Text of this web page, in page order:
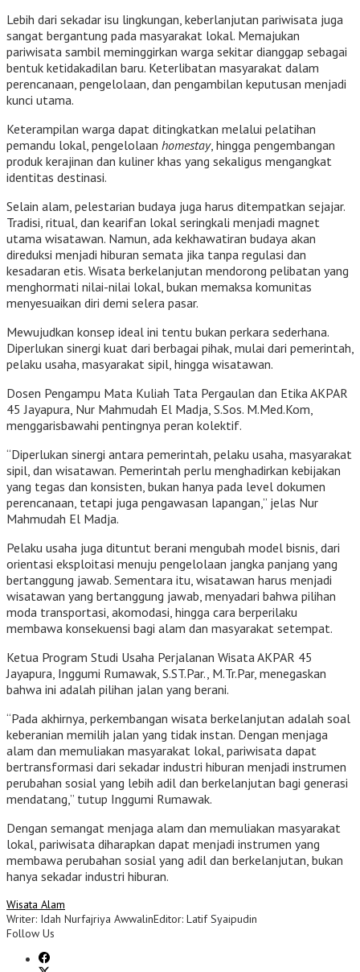
Lebih dari sekadar isu lingkungan, keberlanjutan pariwisata juga
sangat bergantung pada masyarakat lokal. Memajukan
pariwisata sambil meminggirkan warga sekitar dianggap sebagai
bentuk ketidakadilan baru. Keterlibatan masyarakat dalam
perencanaan, pengelolaan, dan pengambilan keputusan menjadi
kunci utama.
Keterampilan warga dapat ditingkatkan melalui pelatihan
pemandu lokal, pengelolaan homestay, hingga pengembangan
produk kerajinan dan kuliner khas yang sekaligus mengangkat
identitas destinasi.
Selain alam, pelestarian budaya juga harus ditempatkan sejajar.
Tradisi, ritual, dan kearifan lokal seringkali menjadi magnet
utama wisatawan. Namun, ada kekhawatiran budaya akan
direduksi menjadi hiburan semata jika tanpa regulasi dan
kesadaran etis. Wisata berkelanjutan mendorong pelibatan yang
menghormati nilai-nilai lokal, bukan memaksa komunitas
menyesuaikan diri demi selera pasar.
Mewujudkan konsep ideal ini tentu bukan perkara sederhana.
Diperlukan sinergi kuat dari berbagai pihak, mulai dari pemerintah,
pelaku usaha, masyarakat sipil, hingga wisatawan.
Dosen Pengampu Mata Kuliah Tata Pergaulan dan Etika AKPAR
45 Jayapura, Nur Mahmudah El Madja, S.Sos. M.Med.Kom,
menggarisbawahi pentingnya peran kolektif.
“Diperlukan sinergi antara pemerintah, pelaku usaha, masyarakat
sipil, dan wisatawan. Pemerintah perlu menghadirkan kebijakan
yang tegas dan konsisten, bukan hanya pada level dokumen
perencanaan, tetapi juga pengawasan lapangan,” jelas Nur
Mahmudah El Madja.
Pelaku usaha juga dituntut berani mengubah model bisnis, dari
orientasi eksploitasi menuju pengelolaan jangka panjang yang
bertanggung jawab. Sementara itu, wisatawan harus menjadi
wisatawan yang bertanggung jawab, menyadari bahwa pilihan
moda transportasi, akomodasi, hingga cara berperilaku
membawa konsekuensi bagi alam dan masyarakat setempat.
Ketua Program Studi Usaha Perjalanan Wisata AKPAR 45
Jayapura, Inggumi Rumawak, S.ST.Par., M.Tr.Par, menegaskan
bahwa ini adalah pilihan jalan yang berani.
“Pada akhirnya, perkembangan wisata berkelanjutan adalah soal
keberanian memilih jalan yang tidak instan. Dengan menjaga
alam dan memuliakan masyarakat lokal, pariwisata dapat
bertransformasi dari sekadar industri hiburan menjadi instrumen
perubahan sosial yang lebih adil dan berkelanjutan bagi generasi
mendatang,” tutup Inggumi Rumawak.
Dengan semangat menjaga alam dan memuliakan masyarakat
lokal, pariwisata diharapkan dapat menjadi instrumen yang
membawa perubahan sosial yang adil dan berkelanjutan, bukan
hanya sekadar industri hiburan.
Wisata Alam
Writer: Idah Nurfajriya AwwalinEditor: Latif Syaipudin
Follow Us